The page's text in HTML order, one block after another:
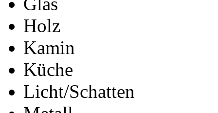
Holz
Kamin
Küche
Licht/Schatten